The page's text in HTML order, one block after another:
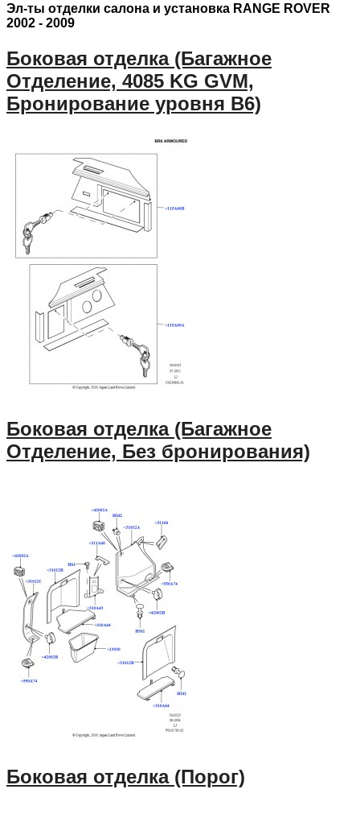
Эл-ты отделки салона и установка RANGE ROVER
2002 - 2009
Боковая отделка (Багажное
Отделение, 4085 KG GVM,
Бронирование уровня B6)
Боковая отделка (Багажное
Отделение, Без бронирования)
Боковая отделка (Порог)